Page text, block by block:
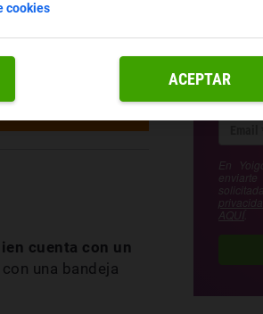
cuenta con un
una bandeja
En
AQUÍ
cookies
ACEPTAR